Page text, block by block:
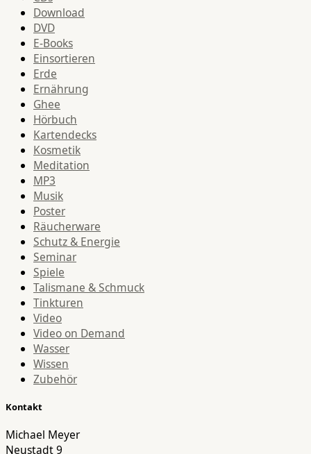
Download
DVD
E-Books
Einsortieren
Erde
Ernährung
Ghee
Hörbuch
Kartendecks
Kosmetik
Meditation
MP3
Musik
Poster
Räucherware
Schutz & Energie
Seminar
Spiele
Talismane & Schmuck
Tinkturen
Video
Video on Demand
Wasser
Wissen
Zubehör
Kontakt
Michael Meyer
Neustadt 9